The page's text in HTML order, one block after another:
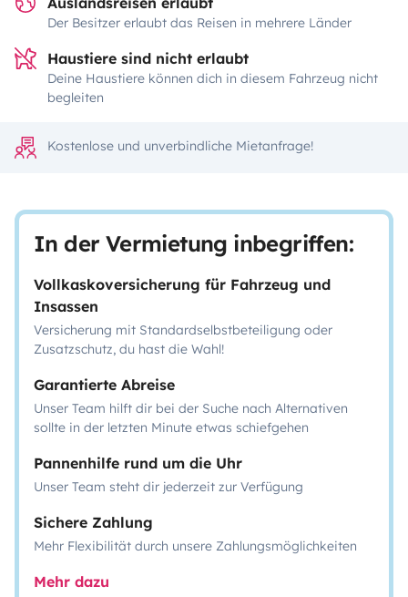
Der Besitzer erlaubt das Reisen in mehrere Länder
Haustiere sind nicht erlaubt
Deine Haustiere können dich in diesem Fahrzeug nicht
begleiten
Kostenlose und unverbindliche Mietanfrage!
In der Vermietung inbegriffen:
Vollkaskoversicherung für Fahrzeug und
Insassen
Versicherung mit Standardselbstbeteiligung oder
Zusatzschutz, du hast die Wahl!
Garantierte Abreise
Unser Team hilft dir bei der Suche nach Alternativen
sollte in der letzten Minute etwas schiefgehen
Pannenhilfe rund um die Uhr
Unser Team steht dir jederzeit zur Verfügung
Sichere Zahlung
Mehr Flexibilität durch unsere Zahlungsmöglichkeiten
Mehr dazu